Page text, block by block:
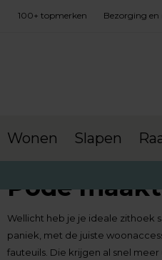
100+ topmerken Bezorging
Wonen Slapen
Pode
Wellicht heb je je ideale zithoek
paniek, met de juiste
fauteuils. Die krijgen al snel